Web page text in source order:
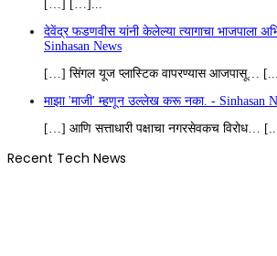
देवेंद्र फडणवीस यांनी केलेल्या त्यागाचा भाजपाला
Sinhasan News
[…] सिंगल यूज प्लास्टिक वापरण्यास आजपासू… [...
माझा 'माजी' म्हणून उल्लेख करू नका. - Sinhasan
[…] आणि सत्ताधारी पक्षाचा नगरसेवकच विरोध… [...
Recent Tech News